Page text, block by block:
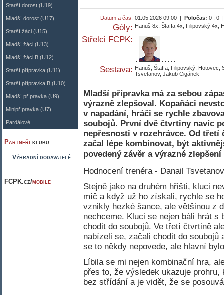
Starší dorost (U19)
Mladší dorost (U17)
Starší žáci (U15)
Mladší žáci (U13)
Mladší žáci B (U12)
Starší přípravka (U11)
Starší přípravka B (U10)
Mladší přípravka (U9)
Minipřípravka (U7)
Pardálové
Partneři klubu
Výhradní dodavatelé
FCPK.cz/mobile
Datum a čas: 01.05.2026 09:00 | Poločas: 0 : 0
Góly: Hanuš 8x, Štaffa 4x, Filipovský 4x,
Střelci FCPK:
Sestava: Hanuš, Štaffa, Filipovský, Hotovec,
Tsvetanov, Jakub Cigánek
Mladší přípravka má za sebou
výrazně zlepšoval. Kopaňáci
v napadání, hráči se rychle
soubojů. První dvě čtvrtiny navíc
nepřesnosti v rozehrávce. Od
začal lépe kombinovat, být
povedený závěr a výrazné
Hodnocení trenéra - Danail
Stejně jako na druhém hřišti, kluci
míč a když už ho získali, rychle se
vznikly hezké šance, ale většinou z
nechceme. Kluci se nejen báli hrát s
chodit do soubojů. Ve třetí čtvrtině
nabízeli se, začali chodit do
se to někdy nepovede, ale hlavní
Líbila se mi nejen kombinační hra,
přes to, že výsledek ukazuje
bez střídání a je vidět, že se